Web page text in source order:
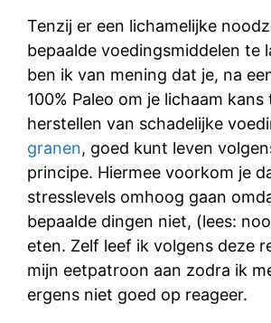
Tenzij er een lichamelijke
bepaalde voedingsmiddelen te
ben ik van mening dat je, na
100% Paleo om je lichaam
herstellen van schadelijke
granen, goed kunt leven
principe. Hiermee voorkom je
stresslevels omhoog gaan
bepaalde dingen niet, (lees:
eten. Zelf leef ik volgens deze
mijn eetpatroon aan zodra ik
ergens niet goed op reageer.